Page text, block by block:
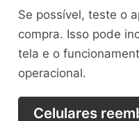
Se possível, teste o
compra. Isso pode
tela e o
operacional.
Celulares